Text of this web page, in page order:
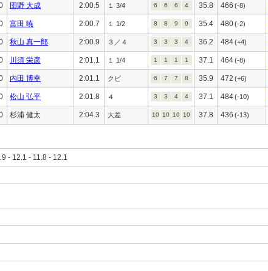
団野 大成 2:00.5 １ 3/4 6 6 6 4 35.8 466 (-8)
富田 暁 2:00.7 １ 1/2 8 8 9 9 35.4 480(-2)
秋山 真一郎 2:00.9 ３／４ 3 3 3 4 36.2 484(+4)
川須 栄彦 2:01.1 １ 1/4 1 1 1 1 37.1 464(-8)
内田 博幸 2:01.1 クビ 6 7 7 8 35.9 472 (+6)
松山 弘平 2:01.8 ４ 3 3 4 4 37.1 484(-10)
杉浦 健太 2:04.3 大差 10 10 10 10 37.8 436 (-13)
- 12.1 - 11.8 - 12.1